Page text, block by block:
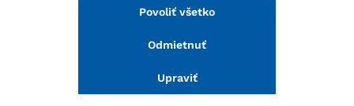
V spolupráci s Okresným riaditeľstvom Hasičského
zlepšenie odtokových pomerov aj v priepuste pod mostom
že problémy spôsobuje aj ťažko dokázateľné nelegálne
vypúšťanie odpadových vôd z domácností z Jesenského
Povoliť všetko
Odmietnuť
Upraviť
Uložiť nastavenia
Viac informácií